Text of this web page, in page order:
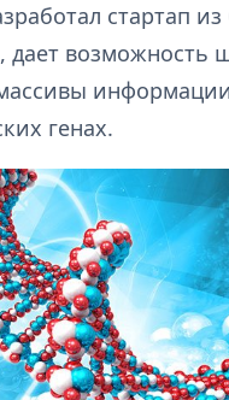
стартап из
дает возможность
генах.